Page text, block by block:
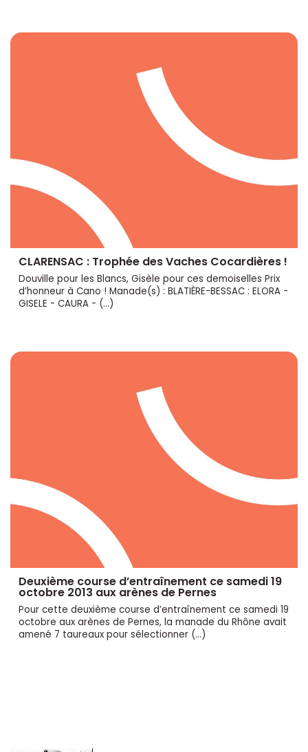
CLARENSAC : Trophée des Vaches Cocardières !
Douville pour les Blancs, Gisèle pour ces demoiselles Prix
d’honneur à Cano ! Manade(s) : BLATIÈRE-BESSAC : ELORA -
GISELE - CAURA - (…)
Deuxième course d’entraînement ce samedi 19
octobre 2013 aux arènes de Pernes
Pour cette deuxième course d’entraînement ce samedi 19
octobre aux arènes de Pernes, la manade du Rhône avait
amené 7 taureaux pour sélectionner (…)